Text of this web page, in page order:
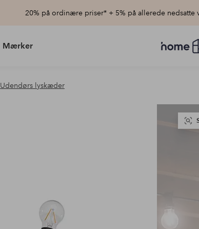
20% på ordinære priser* + 5% på allerede nedsatte
Mærker
–
pris
Udendørs lyskæder